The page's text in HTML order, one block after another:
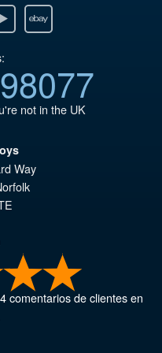
not in the UK
Way
comentarios de clientes en